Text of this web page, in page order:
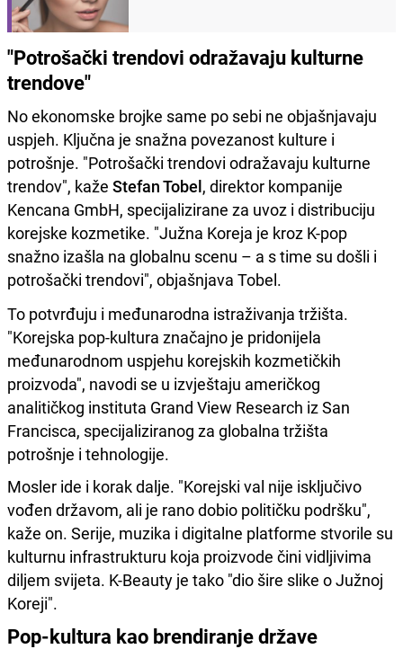
"Potrošački trendovi odražavaju kulturne
trendove"
No ekonomske brojke same po sebi ne objašnjavaju
uspjeh. Ključna je snažna povezanost kulture i
potrošnje. "Potrošački trendovi odražavaju kulturne
trendov", kaže Stefan Tobel, direktor kompanije
Kencana GmbH, specijalizirane za uvoz i distribuciju
korejske kozmetike. "Južna Koreja je kroz K-pop
snažno izašla na globalnu scenu – a s time su došli i
potrošački trendovi", objašnjava Tobel.
To potvrđuju i međunarodna istraživanja tržišta.
"Korejska pop-kultura značajno je pridonijela
međunarodnom uspjehu korejskih kozmetičkih
proizvoda", navodi se u izvještaju američkog
analitičkog instituta Grand View Research iz San
Francisca, specijaliziranog za globalna tržišta
potrošnje i tehnologije.
Mosler ide i korak dalje. "Korejski val nije isključivo
vođen državom, ali je rano dobio političku podršku",
kaže on. Serije, muzika i digitalne platforme stvorile su
kulturnu infrastrukturu koja proizvode čini vidljivima
diljem svijeta. K-Beauty je tako "dio šire slike o Južnoj
Koreji".
Pop-kultura kao brendiranje države